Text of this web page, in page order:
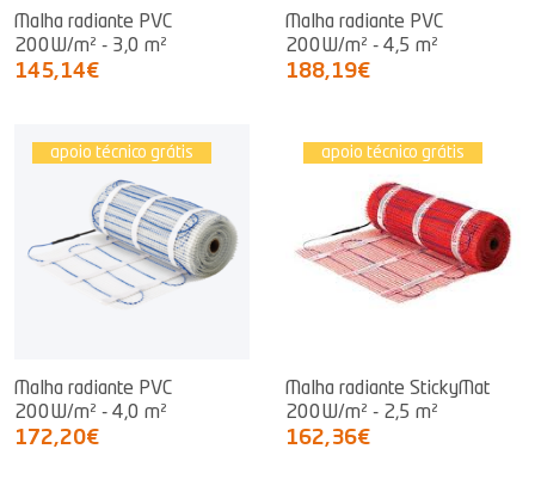
Malha radiante PVC
200W/m² - 3,0 m²
145,14€
Malha radiante PVC
200W/m² - 4,5 m²
188,19€
apoio técnico grátis
Malha radiante PVC
200W/m² - 4,0 m²
172,20€
apoio técnico grátis
Malha radiante StickyMat
200W/m² - 2,5 m²
162,36€